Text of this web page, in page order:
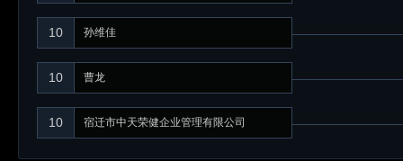
10 孙维佳
10 曹龙
10 宿迁市中天荣健企业管理有限公司